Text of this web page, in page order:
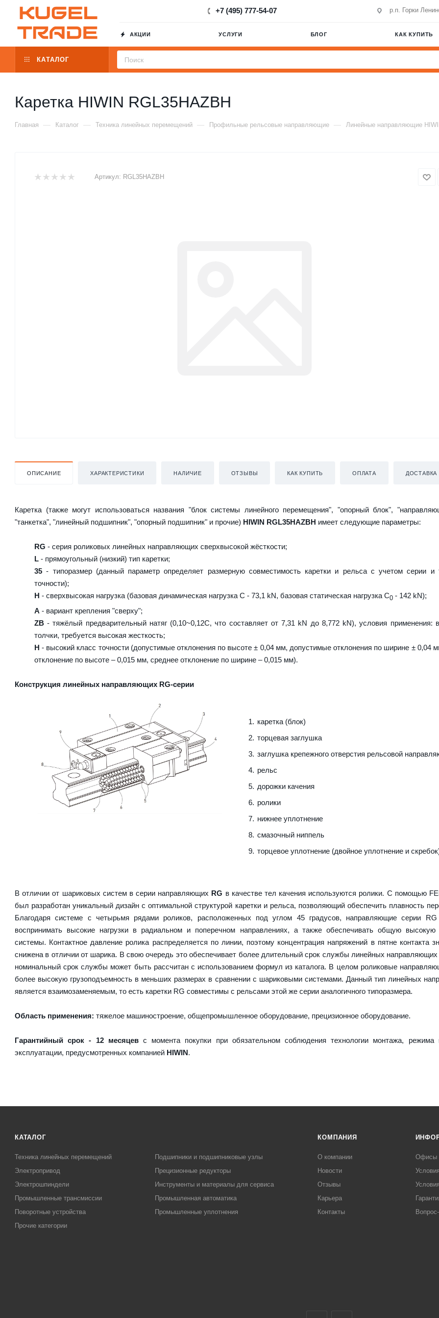
+7 (495) 777-54-07 р.п. Горки
АКЦИИ УСЛУГИ БЛОГ КАК КУПИТЬ
КАТАЛОГ
Каретка HIWIN RGL35HAZBH
Главная — Каталог — Техника линейных перемещений — Профильные рельсовые направляющие — Линейные направляющие
Артикул: RGL35HAZBH
ОПИСАНИЕ ХАРАКТЕРИСТИКИ НАЛИЧИЕ ОТЗЫВЫ КАК КУПИТЬ ОПЛАТА ДОСТАВКА
Каретка (также могут использоваться названия "блок системы линейного перемещения", "опорный блок",
"танкетка", "линейный подшипник", "опорный подшипник" и прочие) HIWIN RGL35HAZBH имеет следующие параметры:
RG - серия роликовых линейных направляющих сверхвысокой жёсткости;
L - прямоугольный (низкий) тип каретки;
35 - типоразмер (данный параметр определяет размерную совместимость каретки и рельса с учетом серии и
точности);
H - сверхвысокая нагрузка (базовая динамическая нагрузка C - 73,1 kN, базовая статическая нагрузка С0 - 142 kN);
A - вариант крепления "сверху";
ZB - тяжёлый предварительный натяг (0,10~0,12C, что составляет от 7,31 kN до 8,772 kN), условия применения:
толчки, требуется высокая жесткость;
H - высокий класс точности (допустимые отклонения по высоте ± 0,04 мм, допустимые отклонения по ширине ± 0,04
отклонение по высоте – 0,015 мм, среднее отклонение по ширине – 0,015 мм).
Конструкция линейных направляющих RG-серии
каретка (блок)
торцевая заглушка
заглушка крепежного отверстия рельсовой
рельс
дорожки качения
ролики
нижнее уплотнение
смазочный ниппель
торцевое уплотнение (двойное уплотнение и
В отличии от шариковых систем в серии направляющих RG в качестве тел качения используются ролики. С помощью
был разработан уникальный дизайн с оптимальной структурой каретки и рельса, позволяющий обеспечить плавность
Благодаря системе с четырьмя рядами роликов, расположенных под углом 45 градусов, направляющие серии
воспринимать высокие нагрузки в радиальном и поперечном направлениях, а также обеспечивать общую высокую
системы. Контактное давление ролика распределяется по линии, поэтому концентрация напряжений в пятне контакта
снижена в отличии от шарика. В свою очередь это обеспечивает более длительный срок службы линейных направляющих
номинальный срок службы может быть рассчитан с использованием формул из каталога. В целом роликовые
более высокую грузоподъемность в меньших размерах в сравнении с шариковыми системами. Данный тип линейных
является взаимозаменяемым, то есть каретки RG совместимы с рельсами этой же серии аналогичного типоразмера.
Область применения: тяжелое машиностроение, общепромышленное оборудование, прецизионное оборудование.
Гарантийный срок - 12 месяцевс момента покупки при обязательном соблюдения технологии монтажа, режима
эксплуатации, предусмотренных компанией HIWIN.
КАТАЛОГ
Техника линейных перемещений
Подшипники и подшипниковые узлы
Электропривод
Прецизионные редукторы
Электрошпиндели
Инструменты и материалы для сервиса
Промышленные трансмиссии
Промышленная автоматика
Поворотные устройства
Промышленные уплотнения
Прочие категории
КОМПАНИЯ
О компании
Новости
Отзывы
Карьера
Контакты
Офисы